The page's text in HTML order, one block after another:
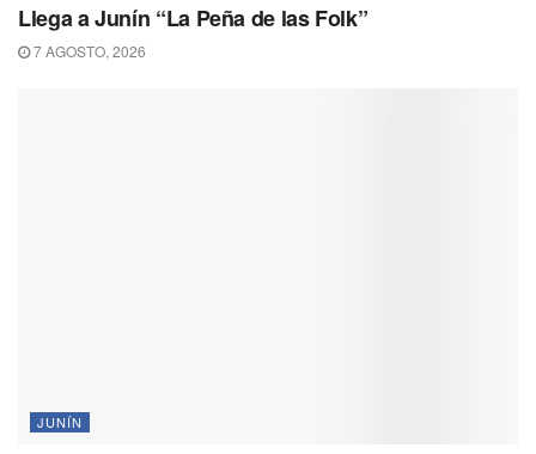
Llega a Junín “La Peña de las Folk”
7 AGOSTO, 2026
JUNÍN